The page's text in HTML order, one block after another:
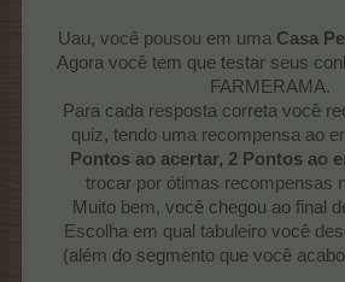
Uau, você pousou em uma Casa
Agora você tem que testar seus
FARMERAMA.
Para cada resposta correta você
quiz, tendo uma recompensa ao
Pontos ao acertar, 2 Pontos ao
trocar por ótimas recompensas
Muito bem, você chegou ao final
Escolha em qual tabuleiro você
(além do segmento que você